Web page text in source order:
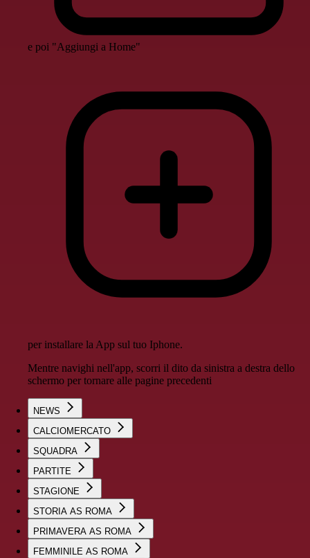
e poi "Aggiungi a Home"
per installare la App sul tuo Iphone.
Mentre navighi nell'app, scorri il dito da sinistra a destra dello
schermo per tornare alle pagine precedenti
NEWS
CALCIOMERCATO
SQUADRA
PARTITE
STAGIONE
STORIA AS ROMA
PRIMAVERA AS ROMA
FEMMINILE AS ROMA